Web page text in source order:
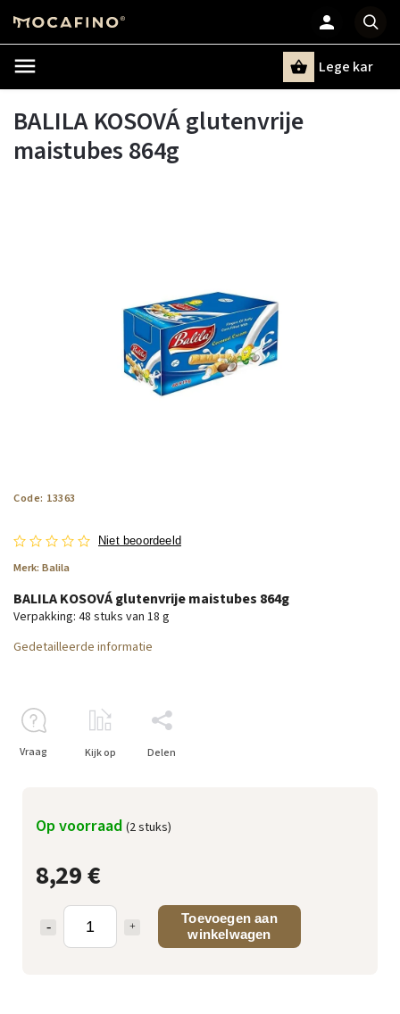
Lege kar
BALILA KOSOVÁ glutenvrije
maistubes 864g
Code: 13363
Niet beoordeeld
Merk: Balila
8,29 €
Toevoegen aan
winkelwagen
Op voorraad (2 stuks)
BALILA KOSOVÁ glutenvrije maistubes 864g
Verpakking: 48 stuks van 18 g
Gedetailleerde informatie
Vraag Kijk op Delen